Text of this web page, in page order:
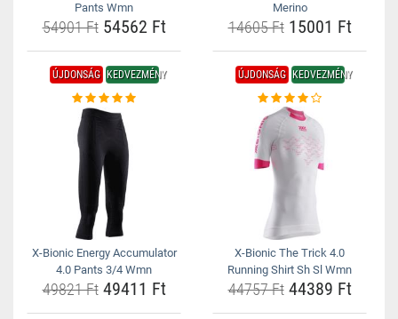
Pants Wmn
54901 Ft54562 Ft
Merino
14605 Ft15001 Ft
ÚJDONSÁG KEDVEZMÉNY
X-Bionic Energy Accumulator
4.0 Pants 3/4 Wmn
49821 Ft49411 Ft
ÚJDONSÁG KEDVEZMÉNY
X-Bionic The Trick 4.0
Running Shirt Sh Sl Wmn
44757 Ft44389 Ft